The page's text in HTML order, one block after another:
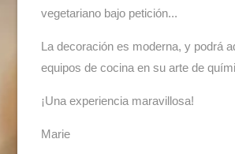
vegetariano bajo petición...
La decoración es moderna, y podrá
equipos de cocina en su arte de
¡Una experiencia maravillosa!
Marie